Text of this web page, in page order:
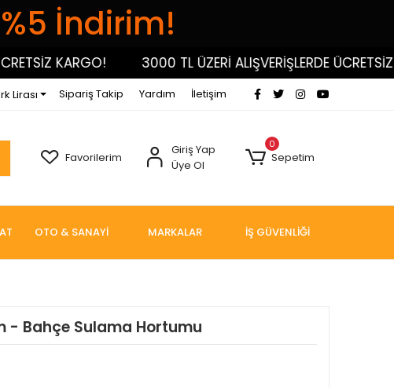
İndirim!
KARGO! 3000 TL ÜZERİ ALIŞVERİŞLERDE ÜCRETSİZ
Lirası Sipariş Takip Yardım İletişim
Favorilerim
Giriş Yap
Üye Ol
0
Sepetim
OTO & SANAYİ MARKALAR İŞ GÜVENLİĞİ
- Bahçe Sulama Hortumu